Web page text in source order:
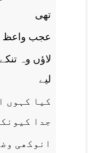
تھی
عجب واعظ
لاؤں وہ
ليے
کيا کہوں
جدا
انوکھی